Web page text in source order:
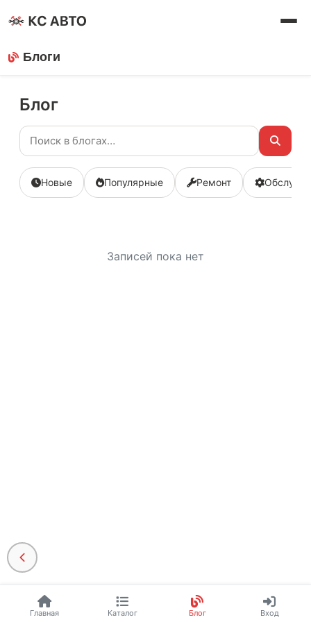
Блоги
Блог
Новые Популярные Ремонт
Записей пока нет
Главная Каталог Блог Вход